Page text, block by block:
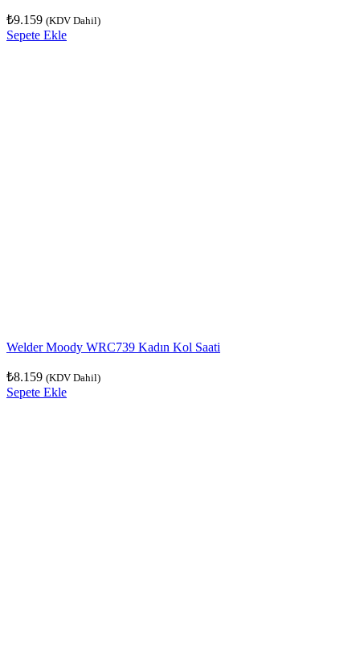
₺9.159 (KDV Dahil)
Sepete Ekle
Welder Moody WRC739 Kadın Kol Saati
₺8.159 (KDV Dahil)
Sepete Ekle